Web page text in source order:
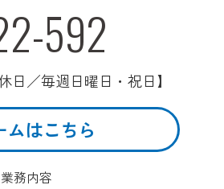
592
日／毎週日曜日・祝日】
はこちら
業務内容